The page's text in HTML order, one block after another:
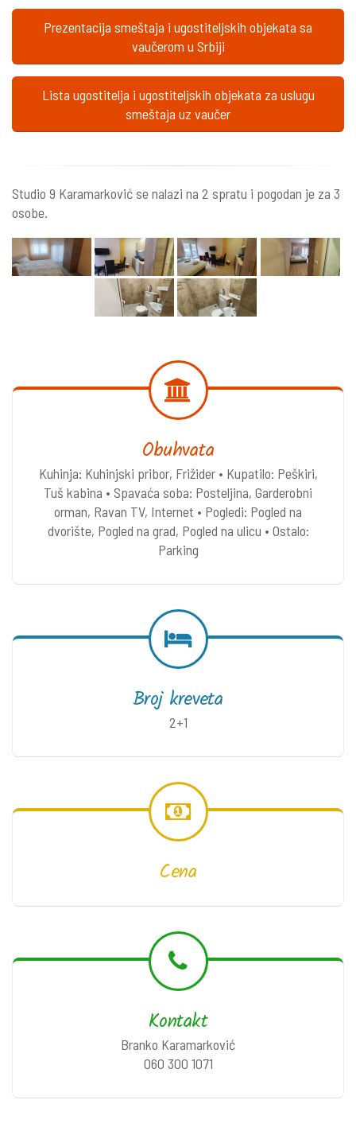
Prezentacija smeštaja i ugostiteljskih objekata sa
vaučerom u Srbiji
Lista ugostitelja i ugostiteljskih objekata za uslugu
smeštaja uz vaučer
Studio 9 Karamarković se nalazi na 2 spratu i pogodan je za 3
osobe.
Obuhvata
Kuhinja: Kuhinjski pribor, Frižider • Kupatilo: Peškiri,
Tuš kabina • Spavaća soba: Posteljina, Garderobni
orman, Ravan TV, Internet • Pogledi: Pogled na
dvorište, Pogled na grad, Pogled na ulicu • Ostalo:
Parking
Broj kreveta
2+1
Cena
Kontakt
Branko Karamarković
060 300 1071